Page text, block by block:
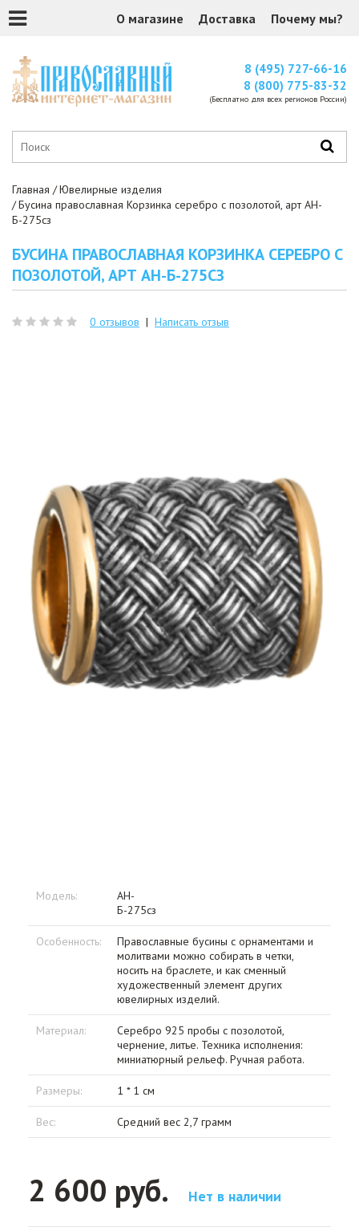
О магазине Доставка Почему мы?
8 (495) 727-66-16
8 (800) 775-83-32
(Бесплатно для всех регионов России)
Главная
Ювелирные изделия
Бусина православная Корзинка серебро с позолотой, арт АН-
Б-275сз
БУСИНА ПРАВОСЛАВНАЯ КОРЗИНКА СЕРЕБРО С
ПОЗОЛОТОЙ, АРТ АН-Б-275СЗ
0 отзывов | Написать отзыв
Модель:
АН-
Б-275сз
Особенность:
Православные бусины с орнаментами и
молитвами можно собирать в четки,
носить на браслете, и как сменный
художественный элемент других
ювелирных изделий.
Материал:
Серебро 925 пробы с позолотой,
чернение, литье. Техника исполнения:
миниатюрный рельеф. Ручная работа.
Размеры: 1 * 1 см
Вес: Средний вес 2,7 грамм
2 600 руб. Нет в наличии